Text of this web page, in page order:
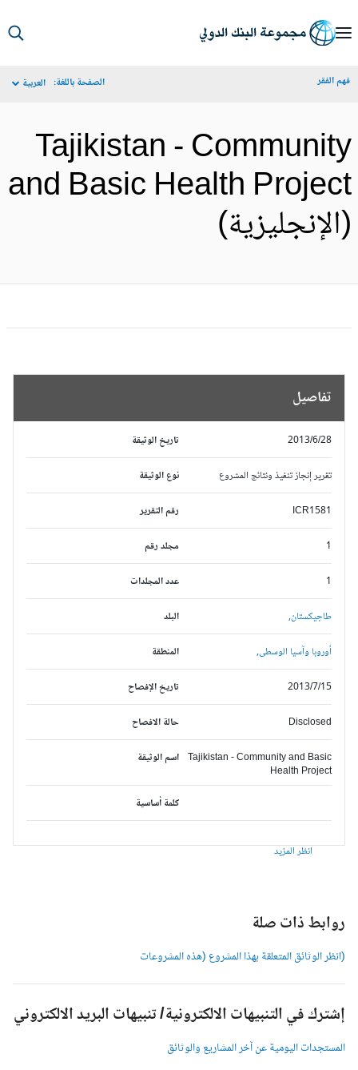
الفقر الصفحة باللغة: العربية
Tajikistan -
and Basic Health
تفاصيل
تاريخ الوثيقة 2013/6/28
نوع الوثيقة تقرير إنجاز تنفيذ ونتائج المشروع
رقم التقرير ICR1581
مجلد رقم
عدد المجلدات
البلد طاجيكستان,
المنطقة أوروبا وآسيا الوسطى,
تاريخ الإفصاح 2013/7/15
حالة الافصاح Disclosed
اسم الوثيقة Tajikistan - Community and Basic
Health Project
كلمة أساسية
انظر المزيد
روابط ذات صلة
(انظر الوثائق المتعلقة بهذا المشروع (هذه المشروعات
إشترك في التنبيهات الالكترونية/ تنبيهات البريد الالكتروني
المستجدات اليومية عن آخر المشاريع والوثائق